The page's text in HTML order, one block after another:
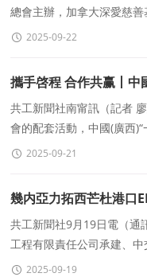
總會主辦，加拿大深愛慈
會聯合主辦的 “楓華正茂
2025-09-22
攜手啓程 合作共赢丨中
作座談會在南甯成功召
共工新聞社南甯訊（記者
會的配套活動，中國(廣西
2025年9月18日下午在廣西
2025-09-21
幾内亞力拓西芒杜港口
節點
共工新聞社9月19日電（通
工程有限責任公司承建、
内亞力拓西芒杜港口項目
2025-09-19